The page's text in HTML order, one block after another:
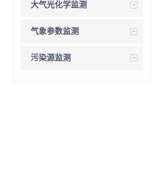
大气光化学监测
气象参数监测
污染源监测